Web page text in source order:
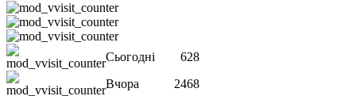
Сьогодні
628
Вчора
2468